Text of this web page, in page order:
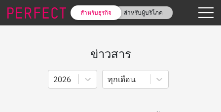
สำหรับธุรกิจ สำหรับผู้บริโภค
ข่าวสาร
2026 ทุกเดือน